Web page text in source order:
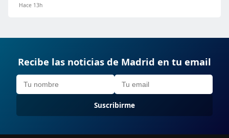
Hace 13h
Recibe las noticias de Madrid en tu email
Suscribirme